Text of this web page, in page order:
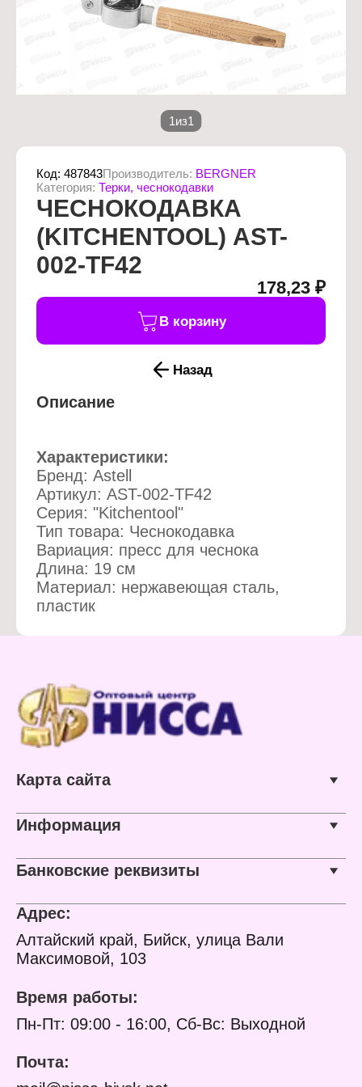
1из1
Код: 487843Производитель: BERGNER
Категория: Терки, чеснокодавки
ЧЕСНОКОДАВКА
(KITCHENTOOL) AST-
002-TF42
Описание
Характеристики:
Бренд: Astell
Артикул: AST-002-TF42
Серия: "Kitchentool"
Тип товара: Чеснокодавка
Вариация: пресс для чеснока
Длина: 19 см
Материал: нержавеющая сталь,
пластик
178,23 ₽
Назад
В корзину
Карта сайта
Информация
Банковские реквизиты
Адрес:
Алтайский край, Бийск, улица Вали
Максимовой, 103
Время работы:
Пн-Пт: 09:00 - 16:00, Сб-Вс: Выходной
Почта: